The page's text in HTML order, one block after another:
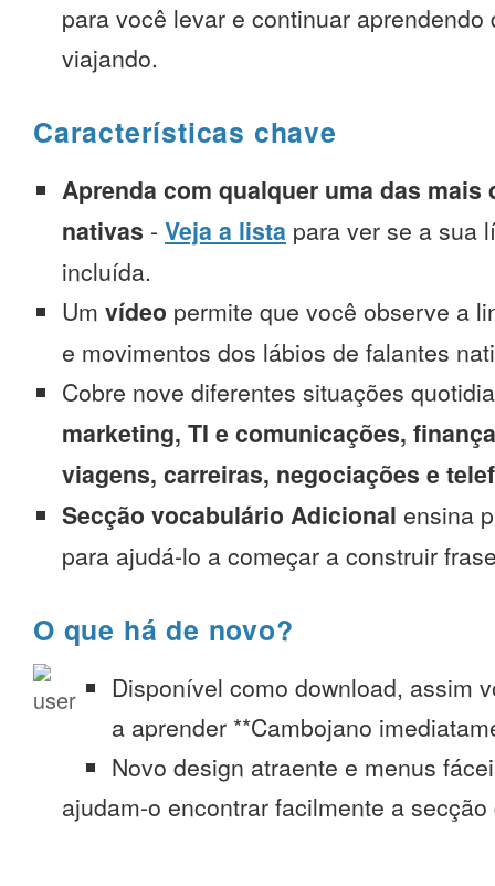
para você levar e continuar aprendendo
viajando.
Características chave
Aprenda com qualquer uma das mais
nativas - Veja a lista para ver se a sua
incluída.
Um vídeo permite que você observe a
e movimentos dos lábios de falantes
Cobre nove diferentes situações
marketing, TI e comunicações,
viagens, carreiras, negociações e
Secção vocabulário Adicional ensina
para ajudá-lo a começar a construir
O que há de novo?
Disponível como download, assim
a aprender **Cambojano
Novo design atraente e menus
ajudam-o encontrar facilmente a